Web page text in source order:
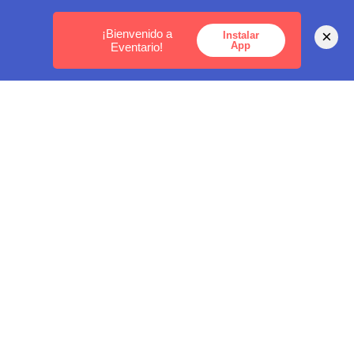
MEDELLÍN - BOGOTÁ - CARTAGENA
¡Bienvenido a
Eventario!
Instalar
App
×